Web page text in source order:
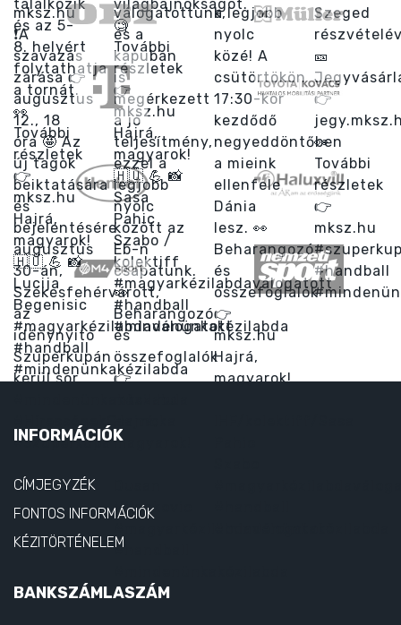
INFORMÁCIÓK
CÍMJEGYZÉK
FONTOS INFORMÁCIÓK
KÉZITÖRTÉNELEM
BANKSZÁMLASZÁM